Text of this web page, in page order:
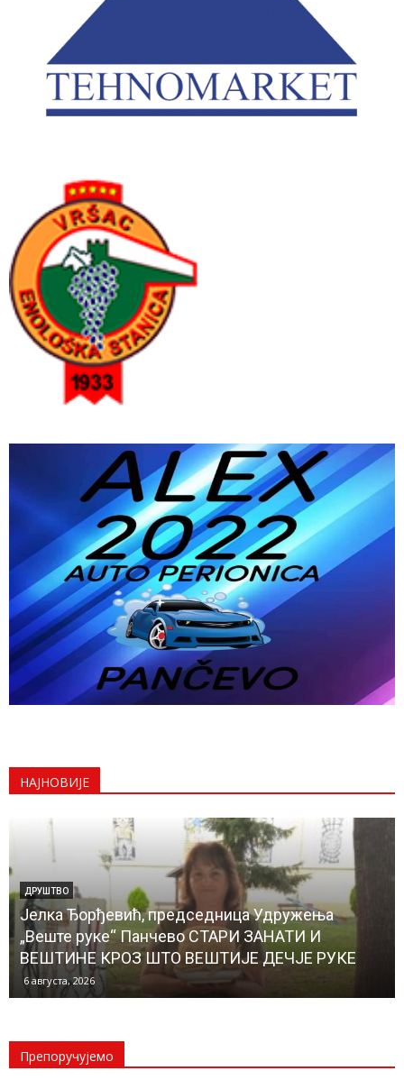
НАЈНОВИЈЕ
ДРУШТВО
Јелка Ђорђевић, председница Удружења
„Веште руке“ Панчево СТАРИ ЗАНАТИ И
ВЕШТИНЕ КРОЗ ШТО ВЕШТИЈЕ ДЕЧЈЕ РУКЕ
6 августа, 2026
Препоручујемо